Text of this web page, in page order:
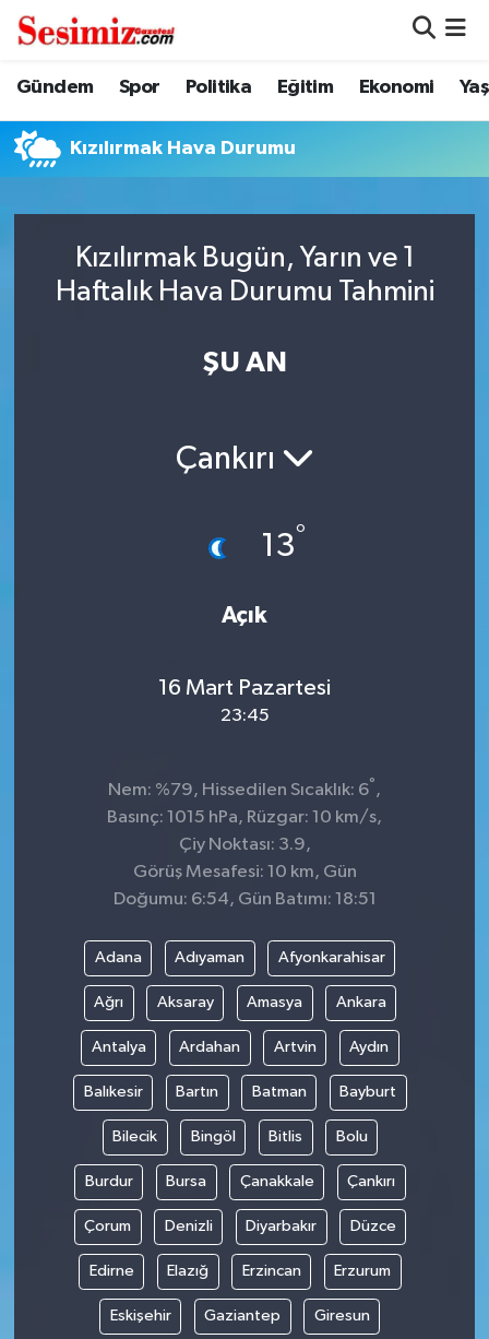
Gündem Spor Politika Eğitim Ekonomi
Kızılırmak Hava Durumu
Kızılırmak Bugün, Yarın ve 1
Haftalık Hava Durumu Tahmini
ŞU AN
Çankırı
13°
Açık
16 Mart Pazartesi
23:45
Nem: %79, Hissedilen Sıcaklık: 6° ,
Basınç: 1015 hPa, Rüzgar: 10 km/s,
Çiy Noktası: 3.9,
Görüş Mesafesi: 10 km, Gün
Doğumu: 6:54, Gün Batımı: 18:51
Adana Adıyaman Afyonkarahisar
Ağrı Aksaray Amasya Ankara
Antalya Ardahan Artvin Aydın
Balıkesir Bartın Batman Bayburt
Bilecik Bingöl Bitlis Bolu
Burdur Bursa Çanakkale Çankırı
Çorum Denizli Diyarbakır Düzce
Edirne Elazığ Erzincan Erzurum
Eskişehir Gaziantep Giresun
Dünya
Eğitim
Genel
Gündem
Nöbetçi Eczaneler
Hava Durumu
Trafik Durumu
Süper Lig Puan Durumu ve Fikstür